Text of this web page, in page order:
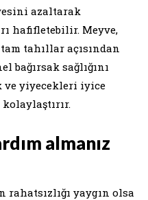
azaltarak
hafifletebilir. Meyve,
tahıllar açısından
bağırsak sağlığını
ve yiyecekleri iyice
almanız
rahatsızlığı yaygın olsa